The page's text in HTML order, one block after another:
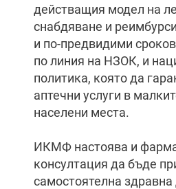
действащия модел на
снабдяване и
и по-предвидими
по линия на НЗОК, и
политика, която да
аптечни услуги в
населени места.
ИКМФ настоява и
консултация да бъде
самостоятелна здравна